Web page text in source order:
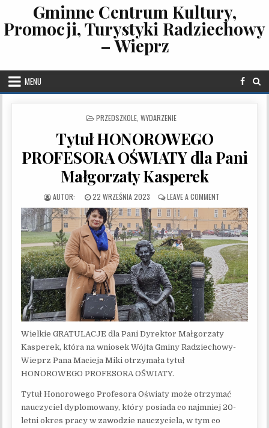
Gminne Centrum Kultury,
Promocji, Turystyki Radziechowy
– Wieprz
MENU
POSTED IN
PRZEDSZKOLE WYDARZENIE
Tytuł HONOROWEGO
PROFESORA OŚWIATY dla Pani
Małgorzaty Kasperek
PUBLISHED DATE:
22 WRZEŚNIA 2023 LEAVE A COMMENTON TYTUŁ
Wielkie GRATULACJE dla Pani Dyrektor Małgorzaty
Kasperek, która na wniosek Wójta Gminy Radziechowy-
Wieprz Pana Macieja Miki otrzymała tytuł
HONOROWEGO PROFESORA OŚWIATY.
Tytuł Honorowego Profesora Oświaty może otrzymać
nauczyciel dyplomowany, który posiada co najmniej 20-
letni okres pracy w zawodzie nauczyciela, w tym co